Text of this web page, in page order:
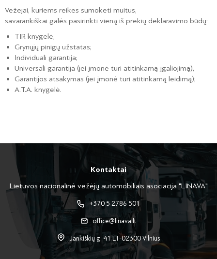
Vežėjai, kuriems reikės sumokėti muitus,
savarankiškai galės pasirinkti vieną iš prekių deklaravimo būdų:
TIR knygelė;
Grynųjų pinigų užstatas;
Individuali garantija;
Universali garantija (jei įmonė turi atitinkamą įgaliojimą);
Garantijos atsakymas (jei įmonė turi atitinkamą leidimą);
A.T.A. knygelė.
Kontaktai
Lietuvos nacionalinė vežėjų automobiliais asociacija "LINAVA"
+370 5 2786 501
office@linava.lt
Jankiškių g. 41 LT-02300 Vilnius